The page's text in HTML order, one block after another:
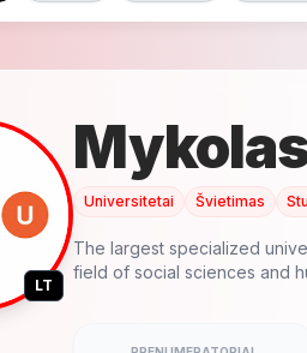
LT
Universitetai Švietimas
The largest specialized
field of social sciences and